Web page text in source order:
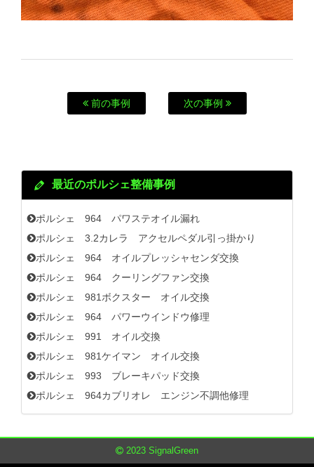
前の事例 次の事例
最近のポルシェ整備事例
ポルシェ 964 パワステオイル漏れ
ポルシェ 3.2カレラ アクセルペダル引っ掛かり
ポルシェ 964 オイルプレッシャセンダ交換
ポルシェ 964 クーリングファン交換
ポルシェ 981ボクスター オイル交換
ポルシェ 964 パワーウインドウ修理
ポルシェ 991 オイル交換
ポルシェ 981ケイマン オイル交換
ポルシェ 993 ブレーキパッド交換
ポルシェ 964カブリオレ エンジン不調他修理
2023 SignalGreen